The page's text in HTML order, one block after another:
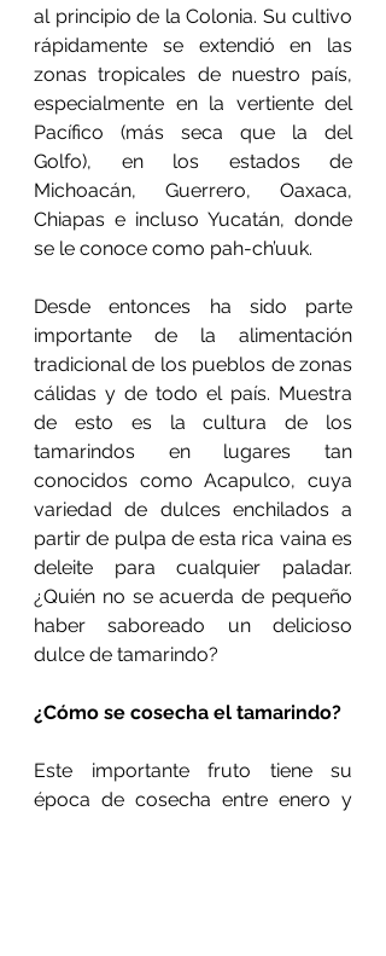
al principio de la Colonia. Su cultivo
rápidamente se extendió en las
zonas tropicales de nuestro país,
especialmente en la vertiente del
Pacífico (más seca que la del
Golfo), en los estados de
Michoacán, Guerrero, Oaxaca,
Chiapas e incluso Yucatán, donde
se le conoce como pah-ch’uuk.
Desde entonces ha sido parte
importante de la alimentación
tradicional de los pueblos de zonas
cálidas y de todo el país. Muestra
de esto es la cultura de los
tamarindos en lugares tan
conocidos como Acapulco, cuya
variedad de dulces enchilados a
partir de pulpa de esta rica vaina es
deleite para cualquier paladar.
¿Quién no se acuerda de pequeño
haber saboreado un delicioso
dulce de tamarindo?
¿Cómo se cosecha el tamarindo?
Este importante fruto tiene su
época de cosecha entre enero y